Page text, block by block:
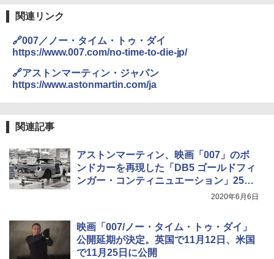
関連リンク
🔗007／ノー・タイム・トゥ・ダイ
https://www.007.com/no-time-to-die-jp/
🔗アストンマーティン・ジャパン
https://www.astonmartin.com/ja
関連記事
アストンマーティン、映画「007」のボ
ンドカーを再現した「DB5 ゴールドフィ
ンガー・コンティニュエーション」25台
2020年6月6日
映画「007/ノー・タイム・トゥ・ダイ」
公開延期が決定。英国で11月12日、米国
で11月25日に公開